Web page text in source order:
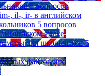
5 вопросов
, il-, ir- в английском
5 вопросов
языке:
для школьников 5
фактов про